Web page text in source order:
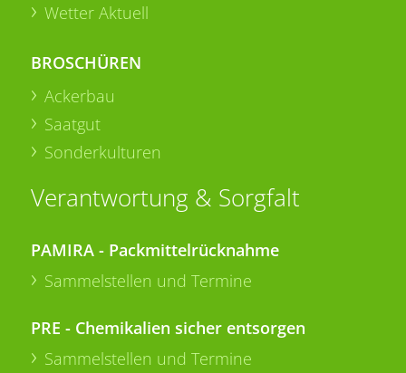
Wetter Aktuell
BROSCHÜREN
Ackerbau
Saatgut
Sonderkulturen
Verantwortung & Sorgfalt
PAMIRA - Packmittelrücknahme
Sammelstellen und Termine
PRE - Chemikalien sicher entsorgen
Sammelstellen und Termine